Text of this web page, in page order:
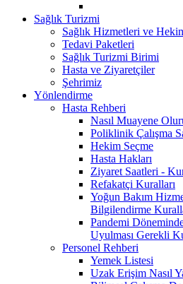
Sağlık Turizmi
Sağlık Hizmetleri ve
Tedavi Paketleri
Sağlık Turizmi Birimi
Hasta ve Ziyaretçiler
Şehrimiz
Yönlendirme
Hasta Rehberi
Nasıl Muayene
Poliklinik Çalışma
Hekim Seçme
Hasta Hakları
Ziyaret Saatleri -
Refakatçi Kuralları
Yoğun Bakım
Bilgilendirme
Pandemi
Uyulması Gerekli
Personel Rehberi
Yemek Listesi
Uzak Erişim Nasıl